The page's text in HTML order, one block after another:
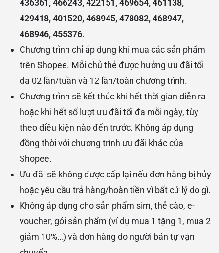
436361, 466243, 422151, 469654, 461138,
429418, 401520, 468945, 478082, 468947,
468946, 455376.
Chương trình chỉ áp dụng khi mua các sản phẩm
trên Shopee. Mỗi chủ thẻ được hưởng ưu đãi tối
đa 02 lần/tuần và 12 lần/toàn chương trình.
Chương trình sẽ kết thúc khi hết thời gian diễn ra
hoặc khi hết số lượt ưu đãi tối đa mỗi ngày, tùy
theo điều kiện nào đến trước. Không áp dụng
đồng thời với chương trình ưu đãi khác của
Shopee.
Ưu đãi sẽ không được cấp lại nếu đơn hàng bị hủy
hoặc yêu cầu trả hàng/hoàn tiền vì bất cứ lý do gì.
Không áp dụng cho sản phẩm sim, thẻ cào, e-
voucher, gói sản phẩm (ví dụ mua 1 tặng 1, mua 2
giảm 10%…) và đơn hàng do người bán tự vận